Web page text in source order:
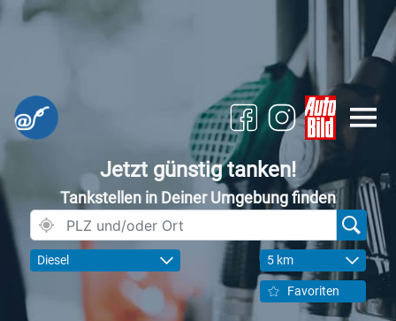
Jetzt günstig tanken!
Tankstellen in Deiner Umgebung finden
Diesel 5 km
Favoriten